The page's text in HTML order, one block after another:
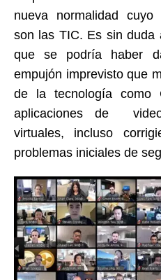
nueva normalidad cuyo
son las TIC. Es sin duda
que se podría haber
empujón imprevisto que
de la tecnología como
aplicaciones de
virtuales, incluso
problemas iniciales de